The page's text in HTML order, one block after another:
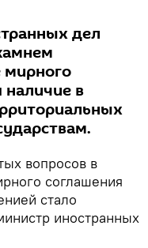
дел
мирного
наличие в
вопросов в
соглашения
стало
иностранных